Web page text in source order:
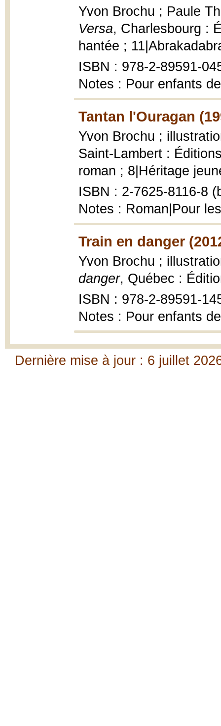
Yvon Brochu ; Paule
Versa, Charlesbourg :
hantée ;
ISBN : 978-2-89591-
Notes : Pour enfants
Tantan l'Ouragan
Yvon Brochu ;
Saint-Lambert :
roman ; 8|Héritage
ISBN : 2-7625-8116-8
Notes : Roman|Pour
Train en danger
Yvon Brochu ;
danger, Québec :
ISBN : 978-2-89591-
Notes : Pour enfants
Dernière mise à jour : 6 juillet